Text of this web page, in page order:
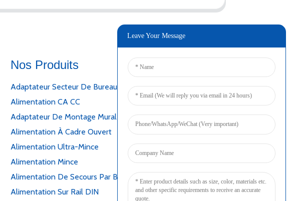
Nos Produits
Adaptateur Secteur De Bureau
Alimentation CA CC
Adaptateur De Montage Mural
Alimentation À Cadre Ouvert
Alimentation Ultra-Mince
Alimentation Mince
Alimentation De Secours Par Batterie
Alimentation Sur Rail DIN
Leave Your Message